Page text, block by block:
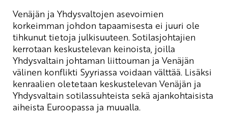
Venäjän ja Yhdysvaltojen asevoimien
korkeimman johdon tapaamisesta ei juuri ole
tihkunut tietoja julkisuuteen. Sotilasjohtajien
kerrotaan keskustelevan keinoista, joilla
Yhdysvaltain johtaman liittouman ja Venäjän
välinen konflikti Syyriassa voidaan välttää. Lisäksi
kenraalien oletetaan keskustelevan Venäjän ja
Yhdysvaltain sotilassuhteista sekä ajankohtaisista
aiheista Euroopassa ja muualla.